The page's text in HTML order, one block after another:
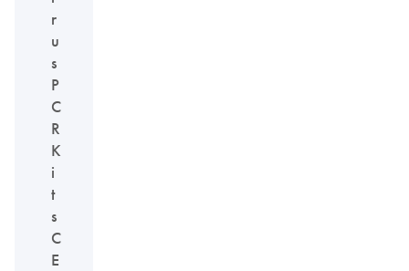
r
u
s
P
C
R
K
i
t
s
C
E